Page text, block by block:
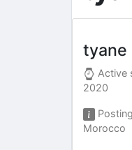
tyane
Active
2020
Morocco